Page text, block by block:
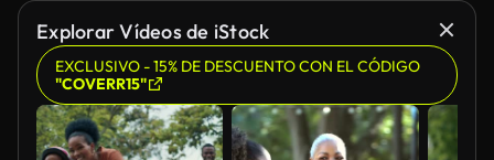
Explorar Vídeos de iStock
EXCLUSIVO - 15% DE DESCUENTO CON EL CÓDIGO
"COVERR15"